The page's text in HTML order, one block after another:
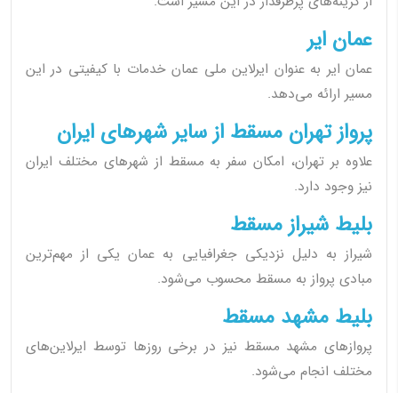
عمان ایر
عمان ایر به عنوان ایرلاین ملی عمان خدمات با کیفیتی در این
مسیر ارائه می‌دهد.
پرواز تهران مسقط از سایر شهرهای ایران
علاوه بر تهران، امکان سفر به مسقط از شهرهای مختلف ایران
نیز وجود دارد.
بلیط شیراز مسقط
شیراز به دلیل نزدیکی جغرافیایی به عمان یکی از مهم‌ترین
مبادی پرواز به مسقط محسوب می‌شود.
بلیط مشهد مسقط
پروازهای مشهد مسقط نیز در برخی روزها توسط ایرلاین‌های
مختلف انجام می‌شود.